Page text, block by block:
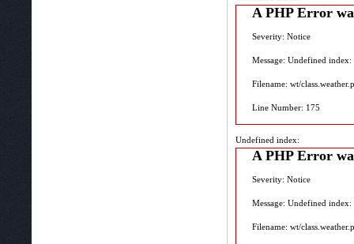
A PHP Error
Severity: Notice
Message: Undefined index:
Filename: wt/
Line Number: 175
Undefined index:
A PHP Error
Severity: Notice
Message: Undefined index:
Filename: wt/